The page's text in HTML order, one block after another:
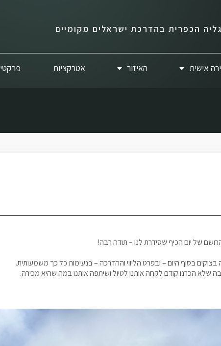
הכפרית בהדרכת ישראלים מקומיים
אישית האיזור אטרקציות פרקטי
של יום הכיף שסידרת לנו – תודה רבה!
בסוף היום – ובפרט הליווי וההדרכה – בנעימות כל כך משמעותית.
שלא הכרנו קודם לקחה אותנו לטיול ושיתפה אותנו במה שהיא מכירה.